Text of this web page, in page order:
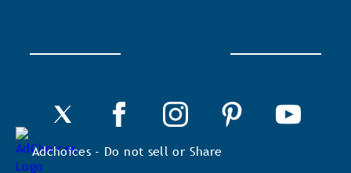
Adchoices - Do not sell or Share